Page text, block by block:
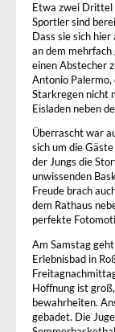
Etwa zwei Drittel
Sportler sind
Dass sie sich
an dem
einen Abstecher
Antonio
Starkregen nicht
Eisladen neben
Überrascht war
sich um die
der Jungs die
unwissenden
Freude brach
dem Rathaus
perfekte
Am Samstag
Erlebnisbad in
Hoffnung ist
bewahrheiten.
gebadet. Die